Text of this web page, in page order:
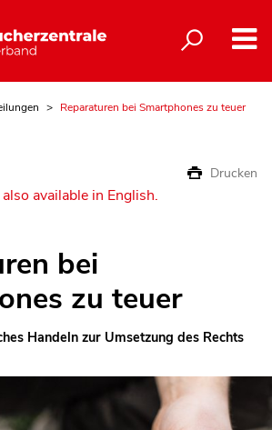
Reparaturen bei Smartphones zu teuer
Drucken
available in English.
bei
zu teuer
Handeln zur Umsetzung des Rechts